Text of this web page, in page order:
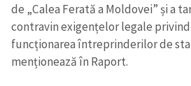
de „Calea Ferată a Moldovei” și a
contravin exigențelor legale privind
funcționarea întreprinderilor de
menționează în Raport.